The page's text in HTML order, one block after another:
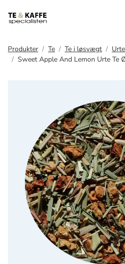
Produkter Te Te i løsvægt
Sweet Apple And Lemon Urte Te